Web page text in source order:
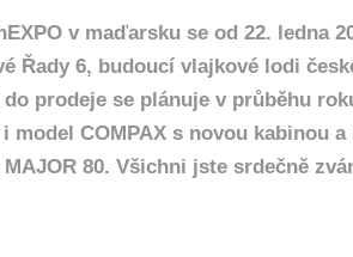
v maďarsku se od 22. ledna
Řady 6, budoucí vlajkové lodi
prodeje se plánuje v průběhu
model COMPAX s novou kabinou
MAJOR 80. Všichni jste srdečně